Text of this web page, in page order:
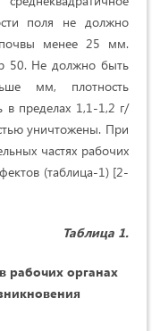
поля не должно
менее 25 мм.
50. Не должно быть
мм, плотность
в пределах 1,1-1,2 г/
уничтожены. При
частях рабочих
(таблица-1) [2-
Таблица 1.
рабочих органах